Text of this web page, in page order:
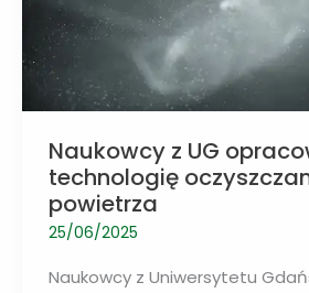
Naukowcy z UG
technologię
powietrza
25/06/2025
Naukowcy z Uniwersytetu